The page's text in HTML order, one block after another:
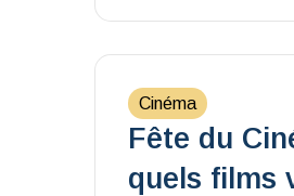
Cinéma
Fête du
quels films